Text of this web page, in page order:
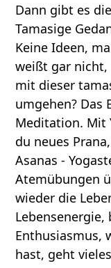
Dann gibt es
Tamasige
Keine Ideen,
weißt gar nicht,
mit dieser
umgehen? Das
Meditation. Mit
du neues
Asanas -
Atemübungen
wieder die
Enthusiasmus,
hast, geht